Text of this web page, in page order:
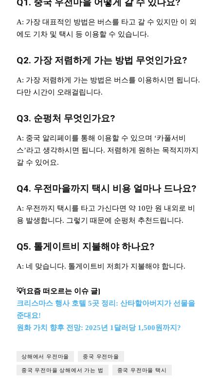
Q1. 중국 우전마을 어떻게 갈 수 있나요?
A: 가장 대표적인 방법은 버스를 타고 갈 수 있지만 이 외
에도 기차 및 택시 등 이용할 수 있습니다.
Q2. 가장 저렴하게 가는 방법 무엇인가요?
A: 가장 저렴하게 가는 방법은 버스를 이용하시면 됩니다.
다만 시간이 오래걸립니다.
Q3. 순펑처 무엇인가요?
A: 중국 알리페이를 통해 이용할 수 있으며 ‘카풀서비
스’라고 생각하시면 됩니다. 저렴하게 원하는 목적지까지
갈 수 있어요.
Q4. 우전마을까지 택시 비용 얼마나 드나요?
A: 우전까지 택시를 타고 가신다면 약 10만 원 내외로 비
용 발생합니다. 그렇기 때문에 순펑처 추천드립니다.
Q5. 톨게이트비 지불해야 하나요?
A: 네 맞습니다. 톨게이트비 저희가 지불해야 합니다.
💡[요즘 떠오르는 이슈 글]
크리스마스 행사 호텔 5곳 정리: 산타할아버지가 선물을
준대요!
원화 가치 향후 전망: 2025년 1달러당 1,500원까지?
상해에서 우전마을 중국 우전마을
중국 우전마을 상해에서 가는 법 중국 우전마을 택시